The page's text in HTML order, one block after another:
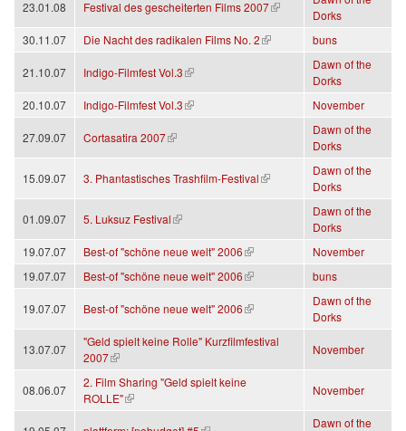
23.01.08 Festival des gescheiterten Films 2007
(link is external)
Dorks
30.11.07
Die Nacht des radikalen Films No. 2
(link is external) buns
21.10.07 Indigo-Filmfest Vol.3
(link is external)
Dawn of the
Dorks
20.10.07
Indigo-Filmfest Vol.3
(link is external) November
27.09.07 Cortasatira 2007
(link is external)
Dawn of the
Dorks
15.09.07 3. Phantastisches Trashfilm-Festival
(link is external)
Dawn of the
Dorks
01.09.07 5. Luksuz Festival
(link is external)
Dawn of the
Dorks
19.07.07
Best-of "schöne neue welt" 2006
(link is external)
November
19.07.07
Best-of "schöne neue welt" 2006
(link is external) buns
19.07.07 Best-of "schöne neue welt" 2006
(link is external)
Dawn of the
Dorks
13.07.07
"Geld spielt keine Rolle" Kurzfilmfestival
2007
(link is external)
November
08.06.07
2. Film Sharing "Geld spielt keine
ROLLE"
(link is external)
November
Dawn of the